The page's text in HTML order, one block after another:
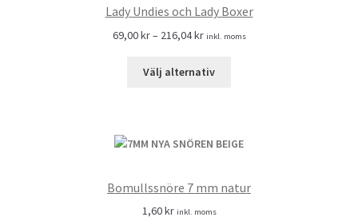
Lady Undies och Lady Boxer
69,00kr– 216,04kr inkl. moms
Välj alternativ
Bomullssnöre 7 mm natur
1,60kr inkl. moms